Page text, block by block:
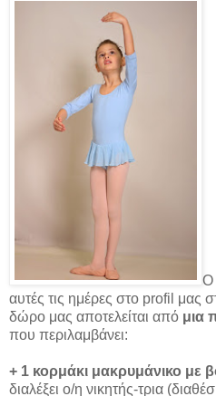
Ο
αυτές τις ημέρες στο profil μας
δώρο μας αποτελείται από μια
που περιλαμβάνει:
+ 1 κορμάκι μακρυμάνικο με
διαλέξει ο/η νικητής-τρια